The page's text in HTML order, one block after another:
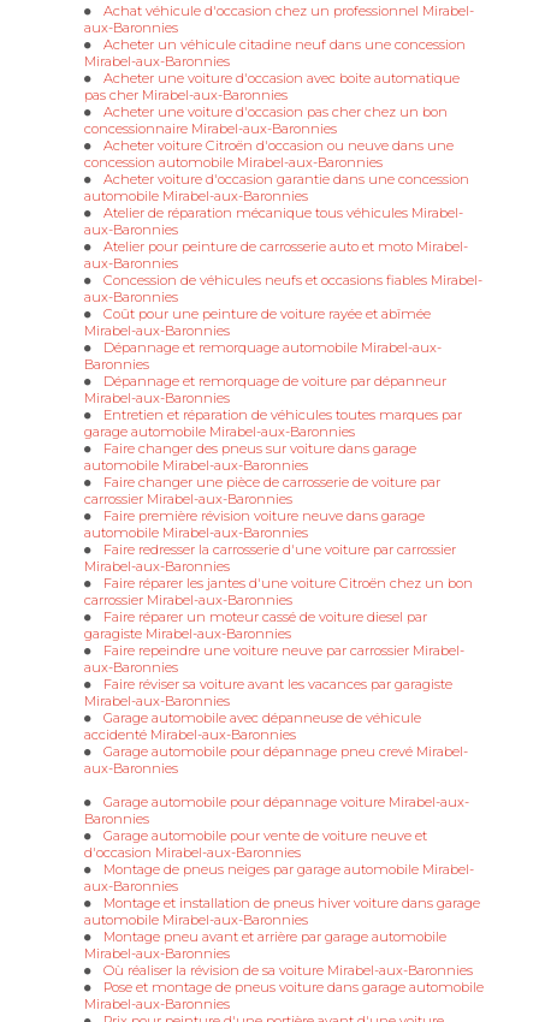
Achat véhicule d'occasion chez un professionnel Mirabel-
aux-Baronnies
Acheter un véhicule citadine neuf dans une concession
Mirabel-aux-Baronnies
Acheter une voiture d'occasion avec boite automatique
pas cher Mirabel-aux-Baronnies
Acheter une voiture d'occasion pas cher chez un bon
concessionnaire Mirabel-aux-Baronnies
Acheter voiture Citroën d'occasion ou neuve dans une
concession automobile Mirabel-aux-Baronnies
Acheter voiture d'occasion garantie dans une concession
automobile Mirabel-aux-Baronnies
Atelier de réparation mécanique tous véhicules Mirabel-
aux-Baronnies
Atelier pour peinture de carrosserie auto et moto Mirabel-
aux-Baronnies
Concession de véhicules neufs et occasions fiables Mirabel-
aux-Baronnies
Coût pour une peinture de voiture rayée et abîmée
Mirabel-aux-Baronnies
Dépannage et remorquage automobile Mirabel-aux-
Baronnies
Dépannage et remorquage de voiture par dépanneur
Mirabel-aux-Baronnies
Entretien et réparation de véhicules toutes marques par
garage automobile Mirabel-aux-Baronnies
Faire changer des pneus sur voiture dans garage
automobile Mirabel-aux-Baronnies
Faire changer une pièce de carrosserie de voiture par
carrossier Mirabel-aux-Baronnies
Faire première révision voiture neuve dans garage
automobile Mirabel-aux-Baronnies
Faire redresser la carrosserie d'une voiture par carrossier
Mirabel-aux-Baronnies
Faire réparer les jantes d'une voiture Citroën chez un bon
carrossier Mirabel-aux-Baronnies
Faire réparer un moteur cassé de voiture diesel par
garagiste Mirabel-aux-Baronnies
Faire repeindre une voiture neuve par carrossier Mirabel-
aux-Baronnies
Faire réviser sa voiture avant les vacances par garagiste
Mirabel-aux-Baronnies
Garage automobile avec dépanneuse de véhicule
accidenté Mirabel-aux-Baronnies
Garage automobile pour dépannage pneu crevé Mirabel-
aux-Baronnies
Garage automobile pour dépannage voiture Mirabel-aux-
Baronnies
Garage automobile pour vente de voiture neuve et
d'occasion Mirabel-aux-Baronnies
Montage de pneus neiges par garage automobile Mirabel-
aux-Baronnies
Montage et installation de pneus hiver voiture dans garage
automobile Mirabel-aux-Baronnies
Montage pneu avant et arrière par garage automobile
Mirabel-aux-Baronnies
Où réaliser la révision de sa voiture Mirabel-aux-Baronnies
Pose et montage de pneus voiture dans garage automobile
Mirabel-aux-Baronnies